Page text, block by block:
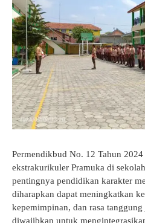
GTK
Permendikbud No. 12 Tahun
ekstrakurikuler Pramuka di
pentingnya pendidikan karakter
diharapkan dapat meningkatkan
kepemimpinan, dan rasa
diwajibkan untuk